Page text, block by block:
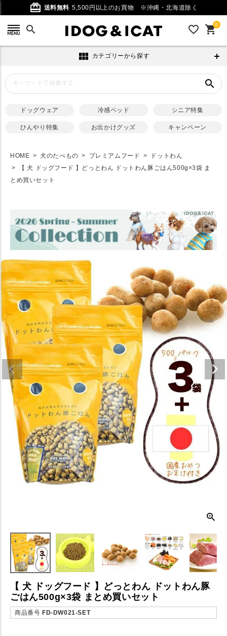
card_giftcard 送料無料 5,500円以上のお買物 ※沖縄・北海道除く
search favorite_outline 0
shopping_cart
view_module カテゴリーから探す
search
ドッグウェア 冷感ベッド シニア特集
ひんやり特集 お出かけグッズ キャンペーン
HOME 犬のたべもの プレミアムフード
ドットわん
【 犬 ドッグフード 】どっとわん ドットわん豚ごはん500g×3袋 ま
とめ買いセット
【 犬 ドッグフード 】どっとわん ドットわん豚
ごはん500g×3袋 まとめ買いセット
商品番号 FD-DW021-SET